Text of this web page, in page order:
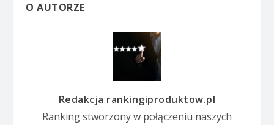
O AUTORZE
Redakcja rankingiproduktow.pl
Ranking stworzony w połączeniu naszych